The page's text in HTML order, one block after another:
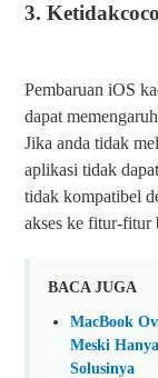
3.
Pembaruan iOS
dapat
Jika anda tidak
aplikasi tidak
tidak kompatibel
akses ke fitur-fitur
BACA JUGA
MacBook
Meski
Solusinya